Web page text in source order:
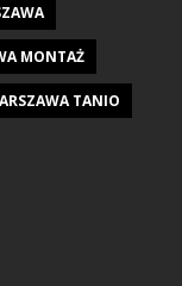
MONTAŻ
TANIO